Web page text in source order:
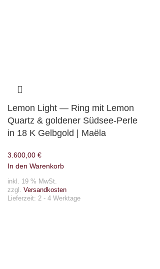
Lemon Light — Ring mit Lemon
Quartz & goldener Südsee-Perle
in 18 K Gelbgold | Maëla
3.600,00 €
In den Warenkorb
inkl. 19 % MwSt.
zzgl. Versandkosten
Lieferzeit: 2 - 4 Werktage